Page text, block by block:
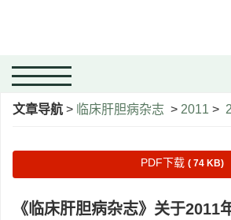
文章导航 > 临床肝胆病杂志 > 2011 >
PDF下载 ( 74 KB)
《临床肝胆病杂志》关于2011